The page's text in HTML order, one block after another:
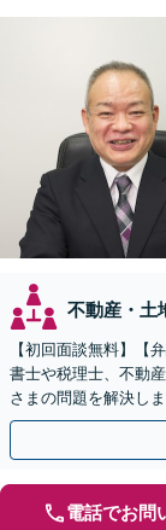
不動産・土
【初回面談無料】【
書士や税理士、不動
さまの問題を解決し
します。適宜公証人
電話でお問